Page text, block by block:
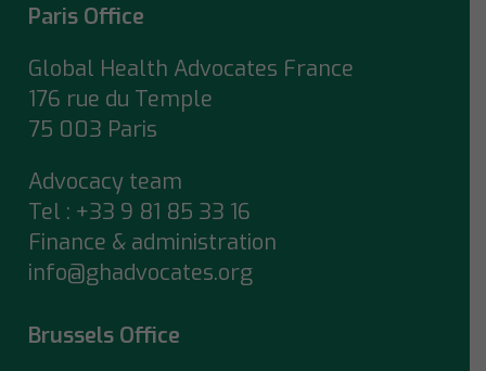
Paris Office
Global Health Advocates France
176 rue du Temple
75 003 Paris
Advocacy team
Tel : +33 9 81 85 33 16
Finance & administration
info@ghadvocates.org
Brussels Office